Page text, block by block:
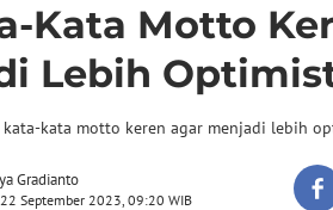
Kata Motto
Lebih
kata motto keren agar menjadi lebih
Gradianto
September 2023, 09:20 WIB